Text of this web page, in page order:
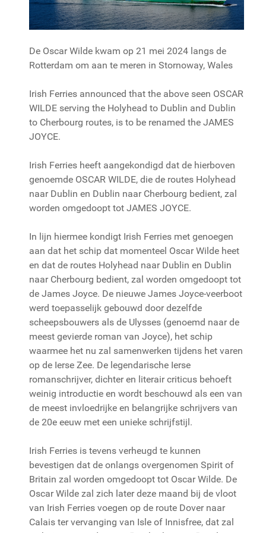
De Oscar Wilde kwam op 21 mei 2024 langs de
Rotterdam om aan te meren in Stornoway, Wales
Irish Ferries announced that the above seen OSCAR
WILDE serving the Holyhead to Dublin and Dublin
to Cherbourg routes, is to be renamed the JAMES
JOYCE.
Irish Ferries heeft aangekondigd dat de hierboven
genoemde OSCAR WILDE, die de routes Holyhead
naar Dublin en Dublin naar Cherbourg bedient, zal
worden omgedoopt tot JAMES JOYCE.
In lijn hiermee kondigt Irish Ferries met genoegen
aan dat het schip dat momenteel Oscar Wilde heet
en dat de routes Holyhead naar Dublin en Dublin
naar Cherbourg bedient, zal worden omgedoopt tot
de James Joyce. De nieuwe James Joyce-veerboot
werd toepasselijk gebouwd door dezelfde
scheepsbouwers als de Ulysses (genoemd naar de
meest gevierde roman van Joyce), het schip
waarmee het nu zal samenwerken tijdens het varen
op de Ierse Zee. De legendarische Ierse
romanschrijver, dichter en literair criticus behoeft
weinig introductie en wordt beschouwd als een van
de meest invloedrijke en belangrijke schrijvers van
de 20e eeuw met een unieke schrijfstijl.
Irish Ferries is tevens verheugd te kunnen
bevestigen dat de onlangs overgenomen Spirit of
Britain zal worden omgedoopt tot Oscar Wilde. De
Oscar Wilde zal zich later deze maand bij de vloot
van Irish Ferries voegen op de route Dover naar
Calais ter vervanging van Isle of Innisfree, dat zal